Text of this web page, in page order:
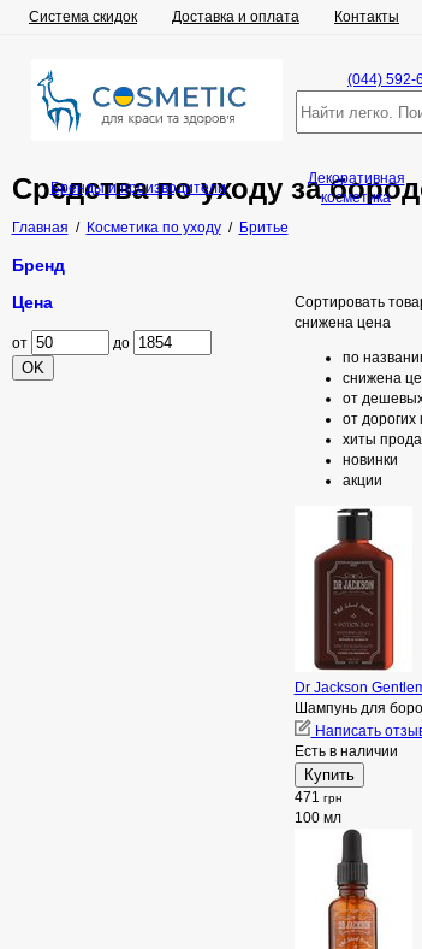
Система скидок Доставка и оплата Контакты
(044) 592-
Средства по уходу за
Главная / Косметика по уходу/ Бритье
Сортировать
снижена цена
по
снижена
от
от
хиты
новинки
акции
Dr Jackson
Шампунь для
Написать
Есть в наличии
471 грн
100 мл
Бренды и производители
Декоративная
косметика
Бренд
Цена
от до
OK